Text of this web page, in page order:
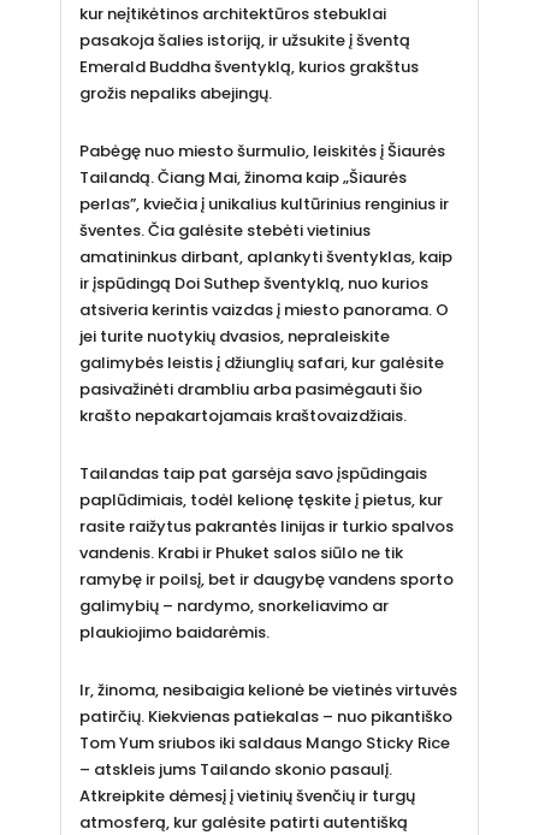
kur neįtikėtinos architektūros stebuklai
pasakoja šalies istoriją, ir užsukite į šventą
Emerald Buddha šventyklą, kurios grakštus
grožis nepaliks abejingų.
Pabėgę nuo miesto šurmulio, leiskitės į Šiaurės
Tailandą. Čiang Mai, žinoma kaip „Šiaurės
perlas”, kviečia į unikalius kultūrinius renginius ir
šventes. Čia galėsite stebėti vietinius
amatininkus dirbant, aplankyti šventyklas, kaip
ir įspūdingą Doi Suthep šventyklą, nuo kurios
atsiveria kerintis vaizdas į miesto panorama. O
jei turite nuotykių dvasios, nepraleiskite
galimybės leistis į džiunglių safari, kur galėsite
pasivažinėti drambliu arba pasimėgauti šio
krašto nepakartojamais kraštovaizdžiais.
Tailandas taip pat garsėja savo įspūdingais
paplūdimiais, todėl kelionę tęskite į pietus, kur
rasite raižytus pakrantės linijas ir turkio spalvos
vandenis. Krabi ir Phuket salos siūlo ne tik
ramybę ir poilsį, bet ir daugybę vandens sporto
galimybių – nardymo, snorkeliavimo ar
plaukiojimo baidarėmis.
Ir, žinoma, nesibaigia kelionė be vietinės virtuvės
patirčių. Kiekvienas patiekalas – nuo pikantiško
Tom Yum sriubos iki saldaus Mango Sticky Rice
– atskleis jums Tailando skonio pasaulį.
Atkreipkite dėmesį į vietinių švenčių ir turgų
atmosferą, kur galėsite patirti autentišką